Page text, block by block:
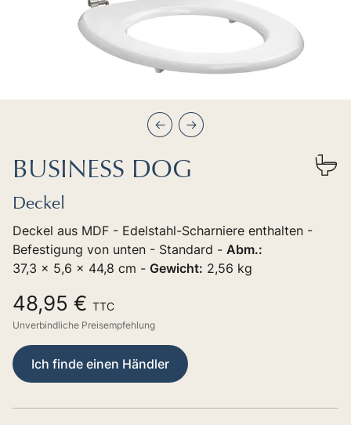
PrécédentSuivant
BUSINESS DOG
Deckel
Deckel aus MDF - Edelstahl-Scharniere enthalten -
Befestigung von unten - Standard - Abm.:
37,3 x 5,6 x 44,8 cm - Gewicht: 2,56 kg
48,95 € TTC
Unverbindliche Preisempfehlung
Ich finde einen Händler